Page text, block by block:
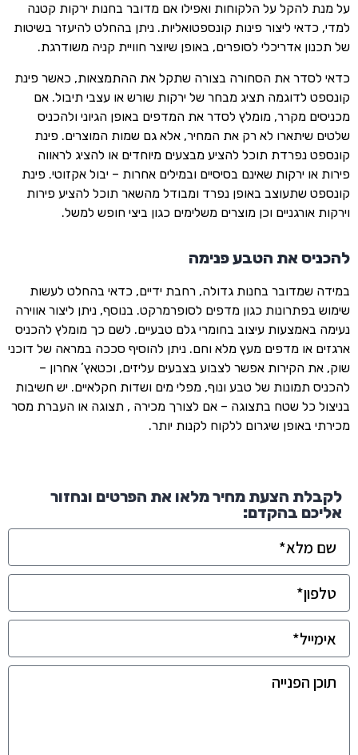
על מנת להקל על הלקוחות ואפילו אם מדובר בחנות ירקות קטנה
למדי, כדאי ליצור פינות קונספטואליות. ניתן בהחלט להיעזר בשיטות
של תכנון אדריכלי לסופרים, באופן שיוצר חוויית קניה משודרגת.
כדאי לסדר את הסחורה בצורה שתקל את ההתמצאות, כאשר פינת
קונספט לדוגמה תציג מבחר של ירקות שורש או עצבי תיבול. אם
מכניסים מקרר, מומלץ לסדר את המדפים באופן הגיוני ולהכניס
שלטים שיתארו לא רק את המחיר, אלא גם שמות המוצרים. פינת
קונספט נפרדת תוכל להציע מבצעים מיוחדים או להציג לראווה
פירות או ירקות שאינם בסיסיים ובמילים אחרות – יבול אקזוטי. פינת
קונספט שתעוצב באופן נפרד ומבודל מהשאר תוכל להציע פירות
וירקות אורגניים וכן מוצרים משלימים כגון ביצי חופש למשל.
להכניס את הטבע פנימה
במידה שמדובר בחנות גדולה, רחבת ידיים, כדאי בהחלט לעשות
שימוש בפתרונות כגון מדפים לסופרמרקט. בנוסף, ניתן ליצור אווירה
נעימה באמצעות עיצוב בחומרי גלם טבעיים. לשם כך מומלץ להכניס
ארגזים או מדפים מעץ מלא וחם. ניתן להוסיף סככה במראה של דוכני
שוק, את הקירות אפשר לצבוע בצבעים עליזים, וכטאץ’ אחרון –
להכניס תמונות של טבע ונוף, מפלי מים ושדות חקלאיים. יש חשיבות
בניצול כל שטח בתצוגה – אם לצורך מכירה , תצוגה או העברת מסר
מכירתי באופן שיגרום ללקוח לקנות יותר.
לקבלת הצעת מחיר מלאו את הפרטים ונחזור
אליכם בהקדם: